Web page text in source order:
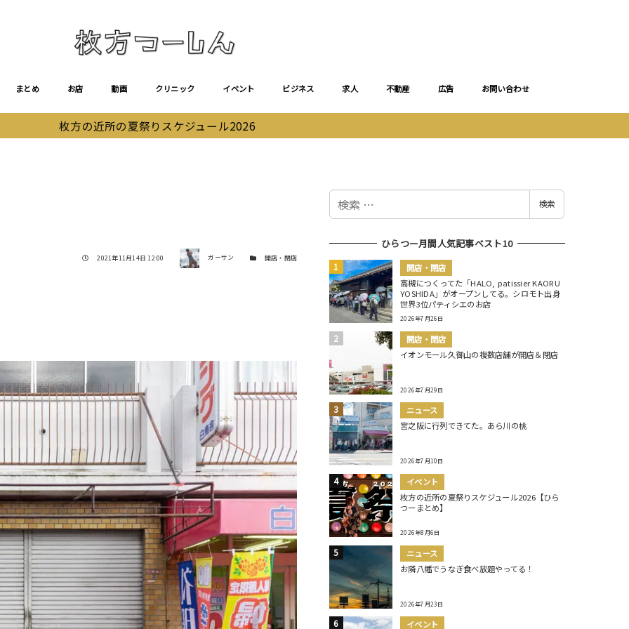
まとめ お店 動画 クリニック イベント ビジネス 求人 不動産 広告 お問い合わせ
枚方の近所の夏祭りスケジュール2026
投稿日
2021年11月14日 12:00 著者 ガーサン カテゴリー開店・閉店
検
検索
ひらつー月間人気記事ベスト10
開店・閉店
高槻につくってた「HALO, patissier KAORU
YOSHIDA」がオープンしてる。シロモト出身
世界3位パティシエのお店
2026年7月26日
開店・閉店
イオンモール久御山の複数店舗が開店＆閉店
2026年7月29日
ニュース
宮之阪に行列できてた。あら川の桃
2026年7月10日
イベント
枚方の近所の夏祭りスケジュール2026【ひら
つーまとめ】
2026年8月6日
ニュース
お隣八幡でうなぎ食べ放題やってる！
2026年7月23日
イベント